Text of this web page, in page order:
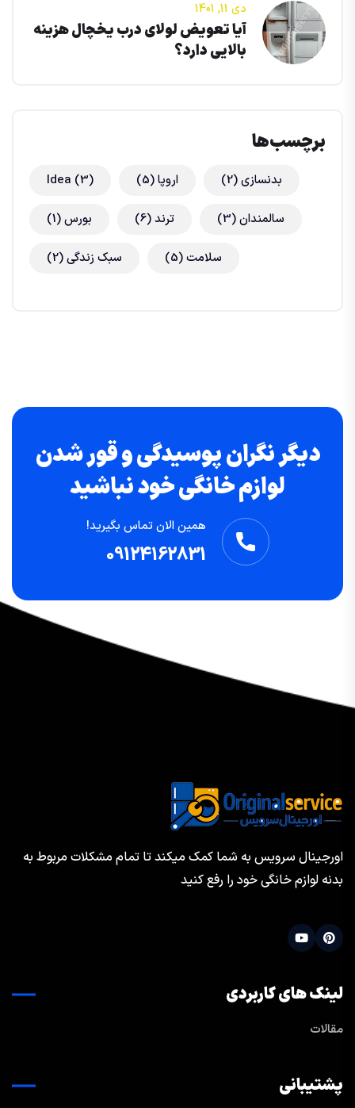
دی 11, 1401
آیا تعویض لولای درب یخچال هزینه
بالایی دارد؟
برچسب‌ها
Idea (3) اروپا(5) بدنسازی(2)
بورس(1) ترند(6) سالمندان(3)
سبک زندگی(2) سلامت(5)
دیگر نگران پوسیدگی و قور شدن
لوازم خانگی خود نباشید
همین الان تماس بگیرید!
09124162831
اورجینال سرویس به شما کمک میکند تا تمام مشکلات مربوط به
بدنه لوازم خانگی خود را رفع کنید
لینک های کاربردی
مقالات
پشتیبانی